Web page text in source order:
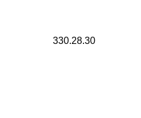
330.28.30